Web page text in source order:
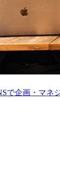
で企画・マネ